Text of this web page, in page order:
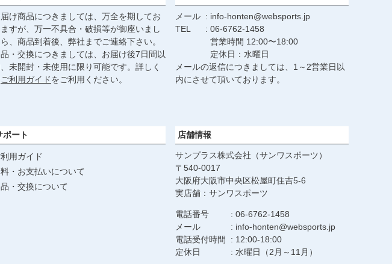
け商品につきましては、万全を期してお
ますが、万一不具合・破損等が御座いまし
、商品到着後、弊社までご連絡下さい。
・交換につきましては、お届け後7日間以
未開封・未使用に限り可能です。詳しく
ご利用ガイドをご利用ください。
メール
info-honten@websports.jp
TEL
06-6762-1458
営業時間 12:00〜18:00
定休日：水曜日
メールの返信につきましては、1～2営業日以
内にさせて頂いております。
ポート
用ガイド
・お支払いについて
・交換について
店舗情報
サンプラス株式会社（サンワスポーツ）
540-0017
大阪府大阪市中央区松屋町住吉5-6
実店舗：サンワスポーツ
電話番号
06-6762-1458
メール
info-honten@websports.jp
電話受付時間
12:00-18:00
定休日
水曜日（2月～11月）